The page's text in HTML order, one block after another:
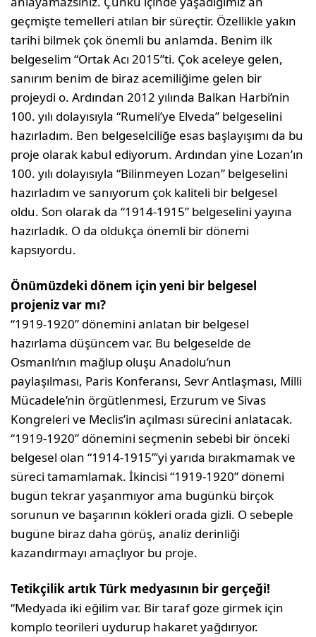
geçmişte temelleri atılan bir süreçtir. Özellikle yakın
tarihi bilmek çok önemli bu anlamda. Benim ilk
belgeselim “Ortak Acı 2015”ti. Çok aceleye gelen,
sanırım benim de biraz acemiliğime gelen bir
projeydi o. Ardından 2012 yılında Balkan Harbi’nin
100. yılı dolayısıyla “Rumeli’ye Elveda” belgeselini
hazırladım. Ben belgeselciliğe esas başlayışımı da bu
proje olarak kabul ediyorum. Ardından yine Lozan’ın
100. yılı dolayısıyla “Bilinmeyen Lozan” belgeselini
hazırladım ve sanıyorum çok kaliteli bir belgesel
oldu. Son olarak da “1914-1915” belgeselini yayına
hazırladık. O da oldukça önemli bir dönemi
kapsıyordu.
Önümüzdeki dönem için yeni bir belgesel
projeniz var mı?
“1919-1920” dönemini anlatan bir belgesel
hazırlama düşüncem var. Bu belgeselde de
Osmanlı’nın mağlup oluşu Anadolu’nun
paylaşılması, Paris Konferansı, Sevr Antlaşması, Milli
Mücadele’nin örgütlenmesi, Erzurum ve Sivas
Kongreleri ve Meclis’in açılması sürecini anlatacak.
“1919-1920” dönemini seçmenin sebebi bir önceki
belgesel olan “1914-1915”’yi yarıda bırakmamak ve
süreci tamamlamak. İkincisi “1919-1920” dönemi
bugün tekrar yaşanmıyor ama bugünkü birçok
sorunun ve başarının kökleri orada gizli. O sebeple
bugüne biraz daha görüş, analiz derinliği
kazandırmayı amaçlıyor bu proje.
Tetikçilik artık Türk medyasının bir gerçeği!
“Medyada iki eğilim var. Bir taraf göze girmek için
komplo teorileri uydurup hakaret yağdırıyor.